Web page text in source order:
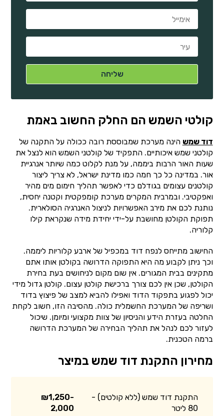
קולטי השמש הם החלק החשוב באמת
דוד שמש הינה מערכת שמבוססת רובה ככולה על התקנה של
קולטני שמש איכותיים. התפקיד של קולטני השמש הוא לנצל את
שעות האור הרבות ביממה, על מנת לקלוט כמה שיותר אנרגיית
אור. במדינה כל כך חמה כמו מדינת ישראל, לא צריך ליצור
קולטנים עצומים בגודלם כדי לאפשר תהליך חימום מים מהיר
ואפקטיבי. ובמרבית המקרים מערכת קומפקטית וקטנה יחסית,
נותנת לכם את מירב האפשרויות לניצול האנרגיה הסולארית.
תפוקת הקולטן מחושבת על-ידי יחידת מידה שנקראת קילו
קלוריה.
החישוב מתייחס לנפח דוד במכפיל של ארבע קלוריות ליממה.
וכך ניתן לקבוע מה היא התפוקה הדרושה בקולטן אותו אתם
מתקינים בבית המגורים. אין שום מקום לניחושים בעת בחירת
הקולטן, שכן אין לכם צורך ברכישת קולטן עצום. קולטן גדול מידי
יכול לפגוע בתפקוד הדוד ואפילו להביא למצב של פיצוץ בדוד
ושריפה של המערכת החשמלית כולה. מהסיבה הזו, חשוב לקחת
החלטה בעזרת הידע והניסיון של צוות מקצועי ומיומן. שיכול
לעזור לכם לנהל את תהליך הבחירה של המערכת הדרושה
ברמה הטכנית.
מחירון התקנת דוד שמש במיצר
התקנת דוד שמש (ללא קולטים) -
80 ליטר
₪1,250-
2,000